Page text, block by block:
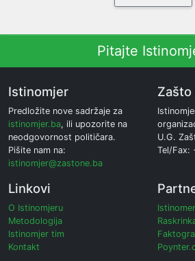
Pitajte
Istinomjer
Predložite nove sadržaje za
istinomjer.ba, ili upozorite na
neodgovornost političara.
Pišite nam na:
istinomjer@zastone.ba
Zašto
U.G.
Tel/Fax:
Linkovi
O Istinomjeru
Metodologija
Istinomjer tim
Kontakt